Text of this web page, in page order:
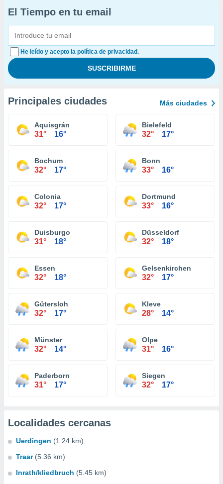
El Tiempo en tu email
He leído y acepto la política de privacidad.
Principales ciudades Más ciudades
Aquisgrán
31° 16°
Bielefeld
32° 17°
Bochum
32° 17°
Bonn
33° 16°
Colonia
32° 17°
Dortmund
33° 16°
Duisburgo
31° 18°
Düsseldorf
32° 18°
Essen
32° 18°
Gelsenkirchen
32° 17°
Gütersloh
32° 17°
Kleve
28° 14°
Münster
32° 14°
Olpe
31° 16°
Paderborn
31° 17°
Siegen
32° 17°
Localidades cercanas
Uerdingen (1.24 km)
Traar (5.36 km)
Inrath/kliedbruch (5.45 km)